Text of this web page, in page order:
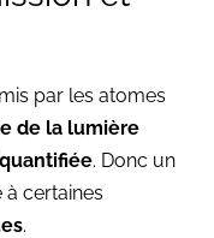
par les atomes
de la lumière
quantifiée. Donc un
certaines
.